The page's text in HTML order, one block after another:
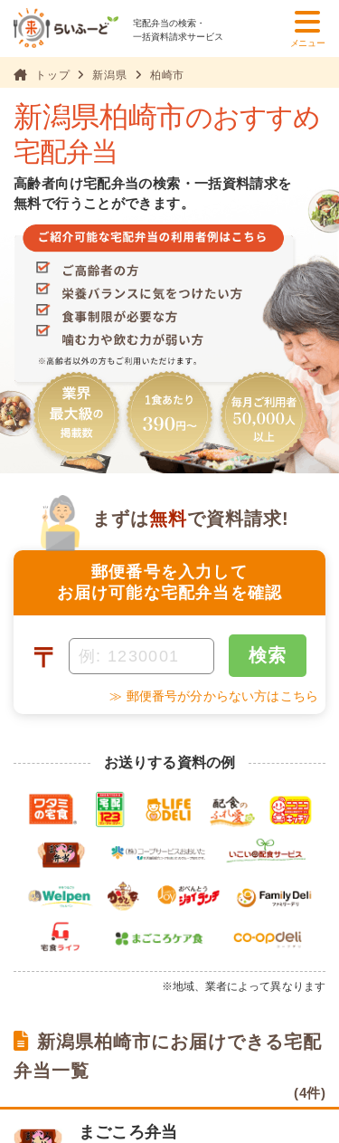
宅配弁当の検索・
一括資料請求サービス
メニュー
トップ 新潟県 柏崎市
新潟県柏崎市のおすすめ
宅配弁当
高齢者向け宅配弁当の検索・一括資料請求を
無料で行うことができます。
郵便番号を入力して
お届け可能な宅配弁当を確認
まずは無料で資料請求!
〒 検索
≫ 郵便番号が分からない方はこちら
お送りする資料の例
※地域、業者によって異なります
新潟県柏崎市にお届けできる宅配
弁当一覧
(4件)
まごころ弁当